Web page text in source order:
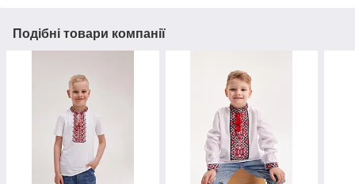
Подібні товари компанії